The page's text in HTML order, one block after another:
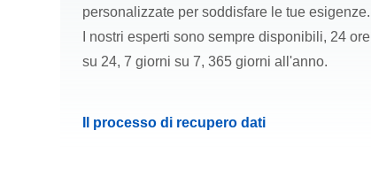
personalizzate per soddisfare le tue esigenze.
I nostri esperti sono sempre disponibili, 24 ore
su 24, 7 giorni su 7, 365 giorni all'anno.
Il processo di recupero dati